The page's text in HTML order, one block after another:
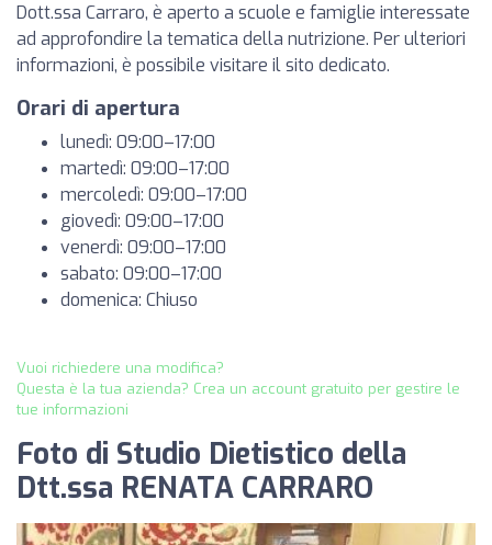
Dott.ssa Carraro, è aperto a scuole e famiglie interessate
ad approfondire la tematica della nutrizione. Per ulteriori
informazioni, è possibile visitare il sito dedicato.
Orari di apertura
lunedì: 09:00–17:00
martedì: 09:00–17:00
mercoledì: 09:00–17:00
giovedì: 09:00–17:00
venerdì: 09:00–17:00
sabato: 09:00–17:00
domenica: Chiuso
Vuoi richiedere una modifica?
Questa è la tua azienda? Crea un account gratuito per gestire le
tue informazioni
Foto di Studio Dietistico della
Dtt.ssa RENATA CARRARO